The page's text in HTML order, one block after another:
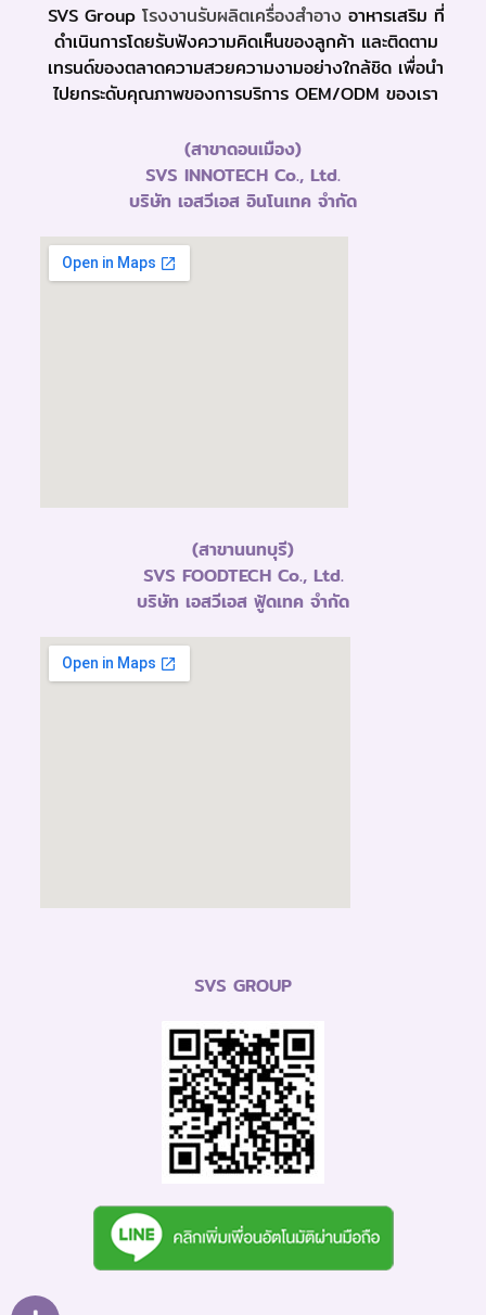
SVS Group โรงงานรับผลิตเครื่องสำอาง อาหารเสริม ที่
ดำเนินการโดยรับฟังความคิดเห็นของลูกค้า และติดตาม
เทรนด์ของตลาดความสวยความงามอย่างใกล้ชิด เพื่อนำ
ไปยกระดับคุณภาพของการบริการ OEM/ODM ของเรา
(สาขาดอนเมือง)
SVS INNOTECH Co., Ltd.
บริษัท เอสวีเอส อินโนเทค จำกัด
(สาขานนทบุรี)
SVS FOODTECH Co., Ltd.
บริษัท เอสวีเอส ฟู้ดเทค จำกัด
SVS GROUP